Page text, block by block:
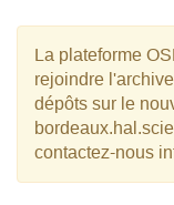
La plateforme
rejoindre
dépôts sur le
contactez-nous